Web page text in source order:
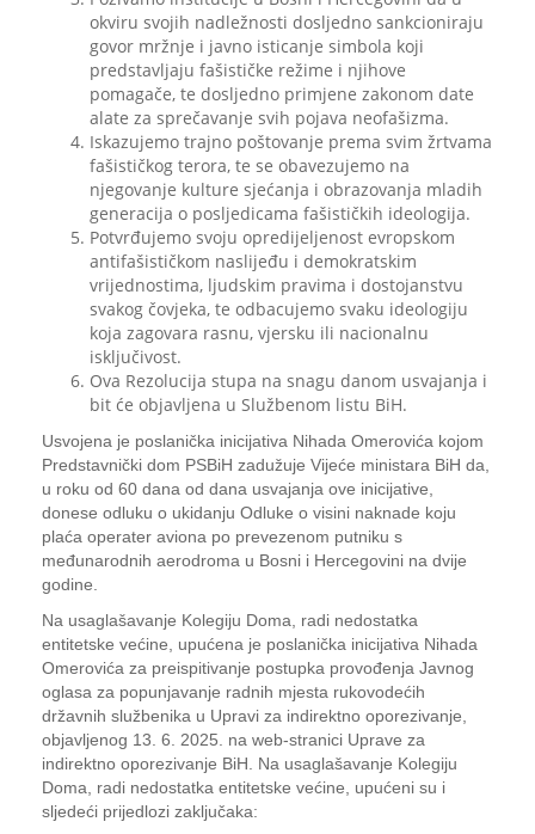
okviru svojih nadležnosti dosljedno sankcioniraju
govor mržnje i javno isticanje simbola koji
predstavljaju fašističke režime i njihove
pomagače, te dosljedno primjene zakonom date
alate za sprečavanje svih pojava neofašizma.
Iskazujemo trajno poštovanje prema svim žrtvama
fašističkog terora, te se obavezujemo na
njegovanje kulture sjećanja i obrazovanja mladih
generacija o posljedicama fašističkih ideologija.
Potvrđujemo svoju opredijeljenost evropskom
antifašističkom naslijeđu i demokratskim
vrijednostima, ljudskim pravima i dostojanstvu
svakog čovjeka, te odbacujemo svaku ideologiju
koja zagovara rasnu, vjersku ili nacionalnu
isključivost.
Ova Rezolucija stupa na snagu danom usvajanja i
bit će objavljena u Službenom listu BiH.
Usvojena je poslanička inicijativa Nihada Omerovića kojom
Predstavnički dom PSBiH zadužuje Vijeće ministara BiH da,
u roku od 60 dana od dana usvajanja ove inicijative,
donese odluku o ukidanju Odluke o visini naknade koju
plaća operater aviona po prevezenom putniku s
međunarodnih aerodroma u Bosni i Hercegovini na dvije
godine.
Na usaglašavanje Kolegiju Doma, radi nedostatka
entitetske većine, upućena je poslanička inicijativa Nihada
Omerovića za preispitivanje postupka provođenja Javnog
oglasa za popunjavanje radnih mjesta rukovodećih
državnih službenika u Upravi za indirektno oporezivanje,
objavljenog 13. 6. 2025. na web-stranici Uprave za
indirektno oporezivanje BiH. Na usaglašavanje Kolegiju
Doma, radi nedostatka entitetske većine, upućeni su i
sljedeći prijedlozi zaključaka: